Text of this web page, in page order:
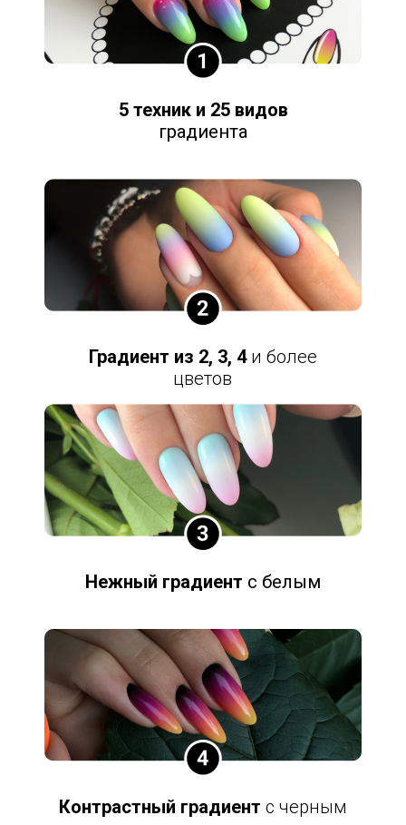
5 техник и 25 видов
градиента
Градиент из 2, 3, 4 и более
цветов
Контрастный градиент с черным
Нежный градиент с белым